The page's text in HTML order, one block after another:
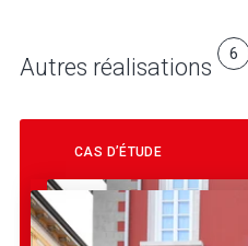
Autres réalisations 6
CAS D’ÉTUDE